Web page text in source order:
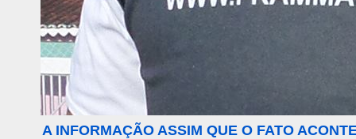
A INFORMAÇÃO ASSIM QUE O FATO